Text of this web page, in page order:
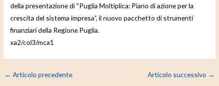
della presentazione di “Puglia Moltiplica: Piano di azione per la
crescita del sistema impresa”, il nuovo pacchetto di strumenti
finanziari della Regione Puglia.
xa2/col3/mca1
← Articolo precedente Articolo successivo →